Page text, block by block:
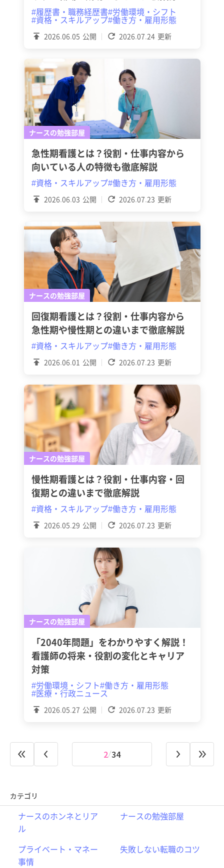
2026.06.05 公開 2026.07.24 更新
#履歴書・職務経歴書#労働環境・シフト
#資格・スキルアップ#働き方・雇用形態
ナースの勉強部屋
2026.06.03 公開 2026.07.23 更新
急性期看護とは？役割・仕事内容から
向いている人の特徴も徹底解説
#資格・スキルアップ#働き方・雇用形態
ナースの勉強部屋
2026.06.01 公開 2026.07.23 更新
回復期看護とは？役割・仕事内容から
急性期や慢性期との違いまで徹底解説
#資格・スキルアップ#働き方・雇用形態
ナースの勉強部屋
2026.05.29 公開 2026.07.23 更新
慢性期看護とは？役割・仕事内容・回
復期との違いまで徹底解説
#資格・スキルアップ#働き方・雇用形態
ナースの勉強部屋
2026.05.27 公開 2026.07.23 更新
「2040年問題」をわかりやすく解説！
看護師の将来・役割の変化とキャリア
対策
#労働環境・シフト#働き方・雇用形態
#医療・行政ニュース
2 34
カテゴリ
ナースのホンネとリア
ル
ナースの勉強部屋
プライベート・マネー
事情
失敗しない転職のコツ